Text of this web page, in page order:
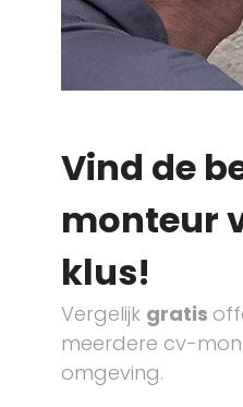
Vind de
monteur
klus!
Vergelijk gratis
meerdere cv-
omgeving.